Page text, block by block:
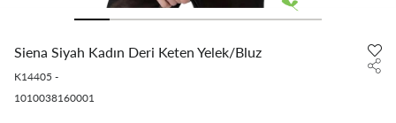
Siena Siyah Kadın Deri Keten Yelek/Bluz
K14405 -
1010038160001